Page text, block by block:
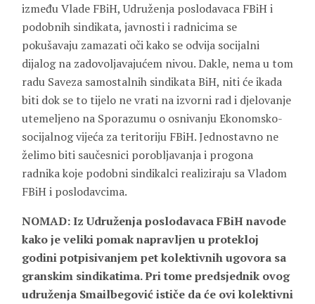
između Vlade FBiH, Udruženja poslodavaca FBiH i
podobnih sindikata, javnosti i radnicima se
pokušavaju zamazati oči kako se odvija socijalni
dijalog na zadovoljavajućem nivou. Dakle, nema u tom
radu Saveza samostalnih sindikata BiH, niti će ikada
biti dok se to tijelo ne vrati na izvorni rad i djelovanje
utemeljeno na Sporazumu o osnivanju Ekonomsko-
socijalnog vijeća za teritoriju FBiH. Jednostavno ne
želimo biti saučesnici porobljavanja i progona
radnika koje podobni sindikalci realiziraju sa Vladom
FBiH i poslodavcima.
NOMAD: Iz Udruženja poslodavaca FBiH navode
kako je veliki pomak napravljen u protekloj
godini potpisivanjem pet kolektivnih ugovora sa
granskim sindikatima. Pri tome predsjednik ovog
udruženja Smailbegović ističe da će ovi kolektivni